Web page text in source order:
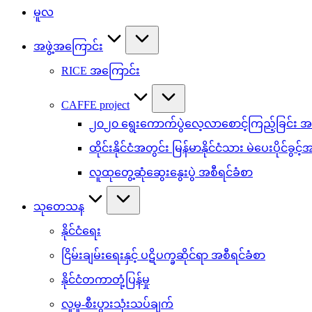
မူလ
အဖွဲ့အကြောင်း
RICE အကြောင်း
CAFFE project
၂၀၂၀ ရွေးကောက်ပွဲလေ့လာစောင့်ကြည့်ခြင်း
ထိုင်းနိုင်ငံအတွင်း မြန်မာနိုင်ငံသား မဲပေးပိုင်ခွင့်
လူထုတွေ့ဆုံဆွေးနွေးပွဲ အစီရင်ခံစာ
သုတေသန
နိုင်ငံရေး
ငြိမ်းချမ်းရေးနှင့် ပဋိပက္ခဆိုင်ရာ အစီရင်ခံစာ
နိုင်ငံတကာတုံ့ပြန်မှု
လူမှု-စီးပွားသုံးသပ်ချက်